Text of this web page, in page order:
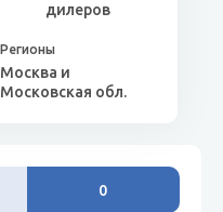
дилеров
Москва и
Московская обл.
0